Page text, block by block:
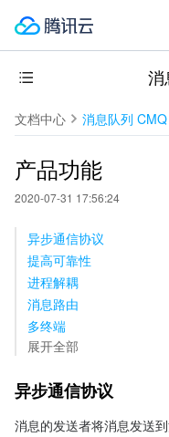
消
文档中心 消息队列 CMQ
产品功能
2020-07-31 17:56:24
异步通信协议
提高可靠性
进程解耦
消息路由
多终端
展开全部
异步通信协议
消息的发送者将消息发送